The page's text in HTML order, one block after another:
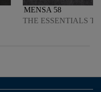
MENSA 58
THE ESSENTIALS